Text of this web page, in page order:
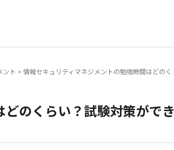
ント >情報セキュリティマネジメントの勉強時間はどのく
のくらい？試験対策ができ